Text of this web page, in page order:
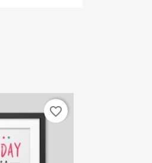
favorite_border